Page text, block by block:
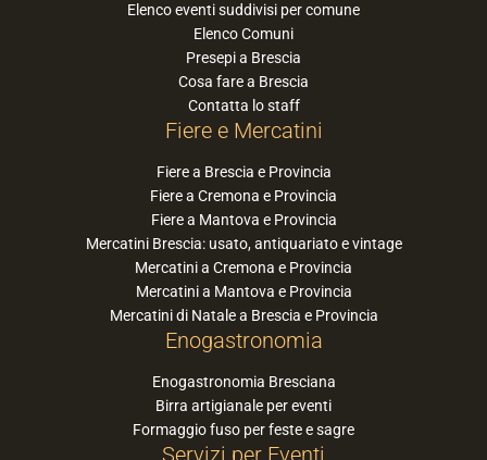
Elenco eventi suddivisi per comune
Elenco Comuni
Presepi a Brescia
Cosa fare a Brescia
Contatta lo staff
Fiere e Mercatini
Fiere a Brescia e Provincia
Fiere a Cremona e Provincia
Fiere a Mantova e Provincia
Mercatini Brescia: usato, antiquariato e vintage
Mercatini a Cremona e Provincia
Mercatini a Mantova e Provincia
Mercatini di Natale a Brescia e Provincia
Enogastronomia
Enogastronomia Bresciana
Birra artigianale per eventi
Formaggio fuso per feste e sagre
Servizi per Eventi